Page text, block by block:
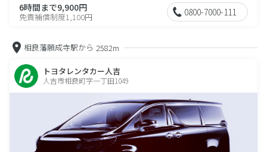
6時間まで9,900円
免責補償制度1,100円 0800-7000-111
相良藩願成寺駅から 2582m
トヨタレンタカー人吉
人吉市相良町字一丁田1049